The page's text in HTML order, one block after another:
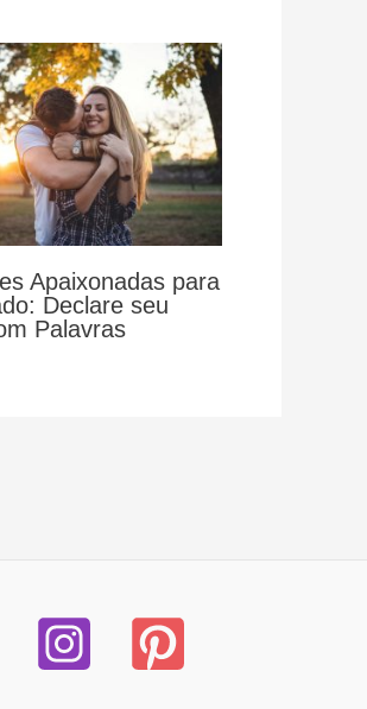
Apaixonadas para
Declare seu
Palavras